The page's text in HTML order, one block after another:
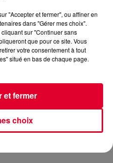
"Accepter et fermer", ou affiner en
dans "Gérer mes choix".
sur "Continuer sans
que pour ce site. Vous
votre consentement à tout
situé en bas de chaque page.
choix
et fermer